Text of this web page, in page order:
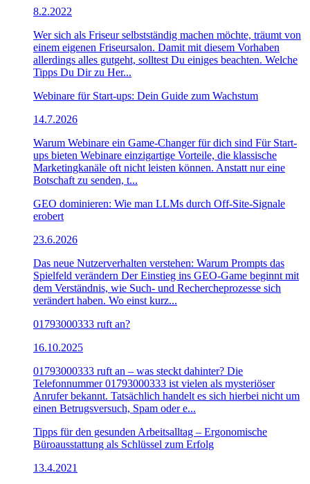
8.2.2022
Wer sich als Friseur selbstständig machen möchte, träumt von
einem eigenen Friseursalon. Damit mit diesem Vorhaben
allerdings alles gutgeht, solltest Du einiges beachten. Welche
Tipps Du Dir zu Her...
Webinare für Start-ups: Dein Guide zum Wachstum
14.7.2026
Warum Webinare ein Game-Changer für dich sind Für Start-
ups bieten Webinare einzigartige Vorteile, die klassische
Marketingkanäle oft nicht leisten können. Anstatt nur eine
Botschaft zu senden, t...
GEO dominieren: Wie man LLMs durch Off-Site-Signale
erobert
23.6.2026
Das neue Nutzerverhalten verstehen: Warum Prompts das
Spielfeld verändern Der Einstieg ins GEO-Game beginnt mit
dem Verständnis, wie Such- und Rechercheprozesse sich
verändert haben. Wo einst kurz...
01793000333 ruft an?
16.10.2025
01793000333 ruft an – was steckt dahinter? Die
Telefonnummer 01793000333 ist vielen als mysteriöser
Anrufer bekannt. Tatsächlich handelt es sich hierbei nicht um
einen Betrugsversuch, Spam oder e...
Tipps für den gesunden Arbeitsalltag – Ergonomische
Büroausstattung als Schlüssel zum Erfolg
13.4.2021